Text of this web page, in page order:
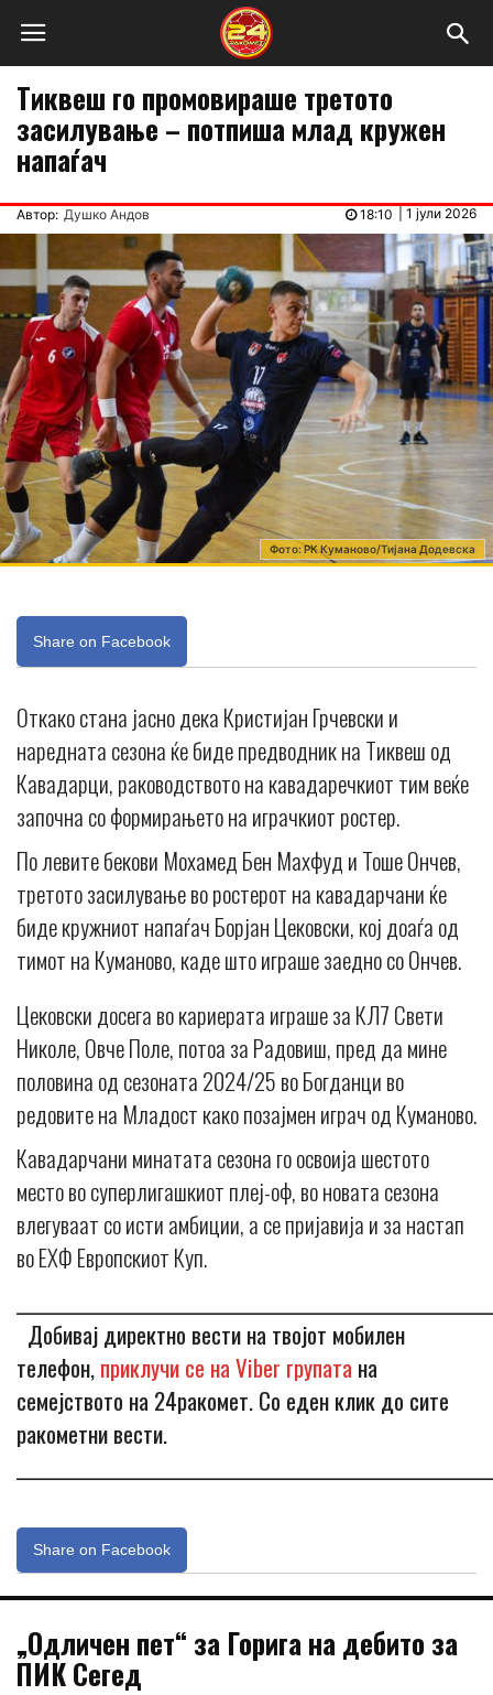
Тиквеш го промовираше третото
засилување – потпиша млад кружен
напаѓач
Автор: Душко Андов 1 јули 2026
18:10
Фото: РК Куманово/Тијана Додевска
Share on Facebook
Откако стана јасно дека Кристијан Грчевски и
наредната сезона ќе биде предводник на Тиквеш од
Кавадарци, раководството на кавадаречкиот тим веќе
започна со формирањето на играчкиот ростер.
По левите бекови Мохамед Бен Махфуд и Тоше Ончев,
третото засилување во ростерот на кавадарчани ќе
биде кружниот напаѓач Борјан Цековски, кој доаѓа од
тимот на Куманово, каде што играше заедно со Ончев.
Цековски досега во кариерата играше за КЛ7 Свети
Николе, Овче Поле, потоа за Радовиш, пред да мине
половина од сезоната 2024/25 во Богданци во
редовите на Младост како позајмен играч од Куманово.
Кавадарчани минатата сезона го освоија шестото
место во суперлигашкиот плеј-оф, во новата сезона
влегуваат со исти амбиции, а се пријавија и за настап
во ЕХФ Европскиот Куп.
Добивај директно вести на твојот мобилен
телефон,приклучи се на Viber групата на
семејството на 24ракомет. Со еден клик до сите
ракометни вести.
Share on Facebook
„Одличен пет“ за Горига на дебито за
ПИК Сегед